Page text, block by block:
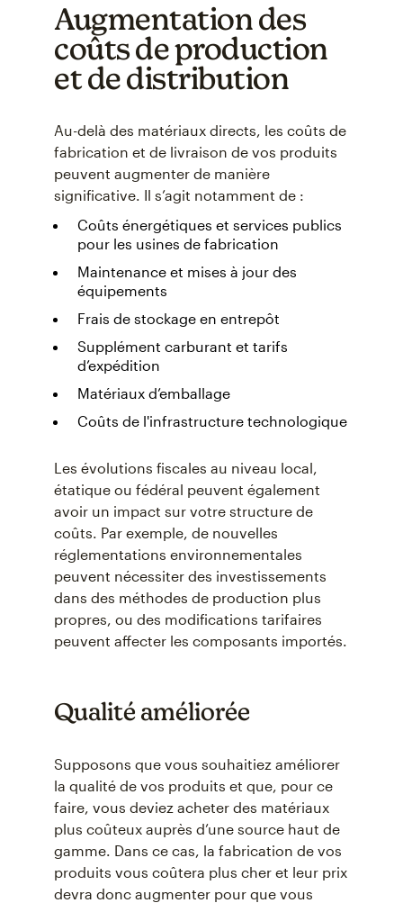
Augmentation des
coûts de production
et de distribution
Au-delà des matériaux directs, les coûts de
fabrication et de livraison de vos produits
peuvent augmenter de manière
significative. Il s’agit notamment de :
Coûts énergétiques et services publics
pour les usines de fabrication
Maintenance et mises à jour des
équipements
Frais de stockage en entrepôt
Supplément carburant et tarifs
d’expédition
Matériaux d’emballage
Coûts de l'infrastructure technologique
Les évolutions fiscales au niveau local,
étatique ou fédéral peuvent également
avoir un impact sur votre structure de
coûts. Par exemple, de nouvelles
réglementations environnementales
peuvent nécessiter des investissements
dans des méthodes de production plus
propres, ou des modifications tarifaires
peuvent affecter les composants importés.
Qualité améliorée
Supposons que vous souhaitiez améliorer
la qualité de vos produits et que, pour ce
faire, vous deviez acheter des matériaux
plus coûteux auprès d’une source haut de
gamme. Dans ce cas, la fabrication de vos
produits vous coûtera plus cher et leur prix
devra donc augmenter pour que vous